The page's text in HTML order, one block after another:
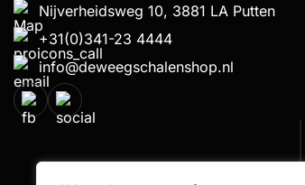
Nijverheidsweg 10, 3881 LA Putten
+31(0)341-23 4444
info@deweegschalenshop.nl